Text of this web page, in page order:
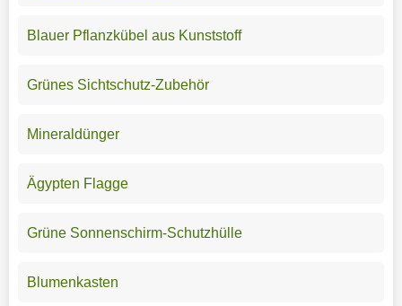
Blauer Pflanzkübel aus Kunststoff
Grünes Sichtschutz-Zubehör
Mineraldünger
Ägypten Flagge
Grüne Sonnenschirm-Schutzhülle
Blumenkasten